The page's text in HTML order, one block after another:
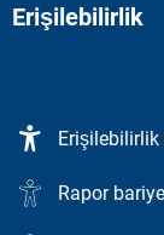
Erişilebilirlik
Erişilebilirlik
Rapor